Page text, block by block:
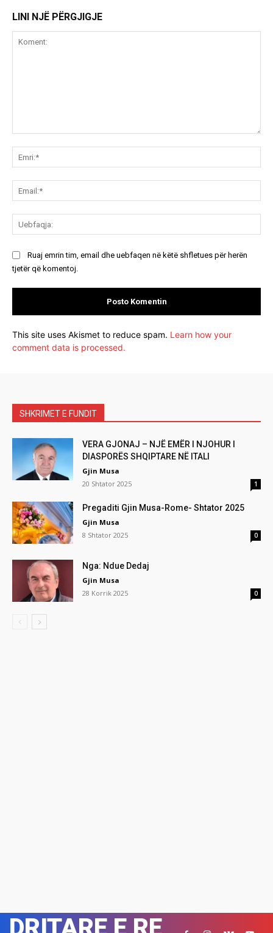
LINI NJË PËRGJIGJE
Ruaj emrin tim, email dhe uebfaqen në këtë shfletues për herën
tjetër që komentoj.
This site uses Akismet to reduce spam. Learn how your
comment data is processed.
SHKRIMET E FUNDIT
VERA GJONAJ – NJË EMËR I NJOHUR I
DIASPORËS SHQIPTARE NË ITALI
Gjin Musa
20 Shtator 2025
1
Pregaditi Gjin Musa-Rome- Shtator 2025
Gjin Musa
8 Shtator 2025
0
Nga: Ndue Dedaj
Gjin Musa
28 Korrik 2025
0